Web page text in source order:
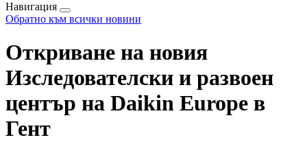
Навигация
Обратно към всички новини
Откриване на новия
Изследователски и развоен
център на Daikin Europe в
Гент